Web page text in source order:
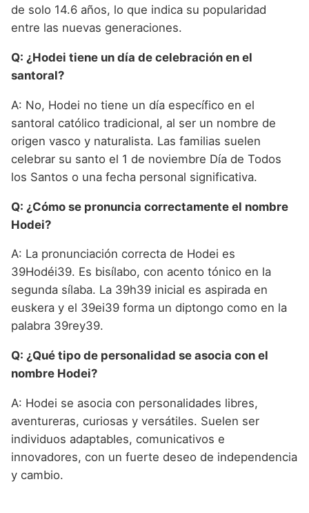
de solo 14.6 años, lo que indica su popularidad
entre las nuevas generaciones.
Q: ¿Hodei tiene un día de celebración en el
santoral?
A: No, Hodei no tiene un día específico en el
santoral católico tradicional, al ser un nombre de
origen vasco y naturalista. Las familias suelen
celebrar su santo el 1 de noviembre Día de Todos
los Santos o una fecha personal significativa.
Q: ¿Cómo se pronuncia correctamente el nombre
Hodei?
A: La pronunciación correcta de Hodei es
39Hodéi39. Es bisílabo, con acento tónico en la
segunda sílaba. La 39h39 inicial es aspirada en
euskera y el 39ei39 forma un diptongo como en la
palabra 39rey39.
Q: ¿Qué tipo de personalidad se asocia con el
nombre Hodei?
A: Hodei se asocia con personalidades libres,
aventureras, curiosas y versátiles. Suelen ser
individuos adaptables, comunicativos e
innovadores, con un fuerte deseo de independencia
y cambio.